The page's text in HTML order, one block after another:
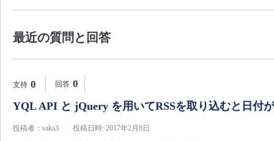
最近の質問と回答
0
支持 0
回答
YQL API と jQuery を用いてRSSを取り込むと日付
投稿者：saka3 投稿日時: 2017年2月8日